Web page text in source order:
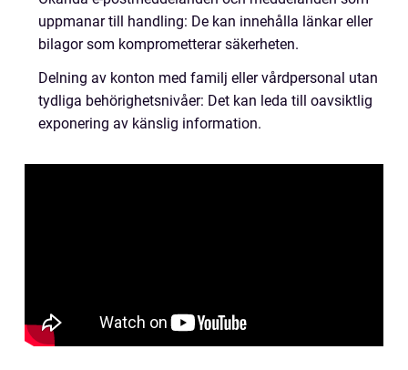
uppmanar till handling: De kan innehålla länkar eller
bilagor som komprometterar säkerheten.
Delning av konton med familj eller vårdpersonal utan
tydliga behörighetsnivåer: Det kan leda till oavsiktlig
exponering av känslig information.